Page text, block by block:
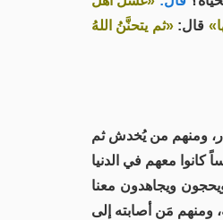
قال:«ثم يتحنَّنُ اللهُ
ومنهم من يُخدش ثم
معهم في الدنيا
ويجاهدون معنا
ومنهم مَن أصابته إلى